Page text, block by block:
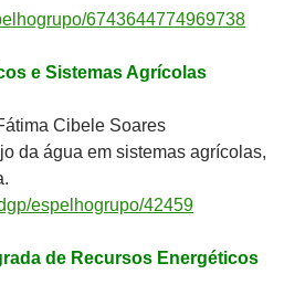
6743644774969738
e Sistemas Agrícolas
Cibele Soares
da água em sistemas agrícolas,
espelhogrupo/42459
de Recursos Energéticos